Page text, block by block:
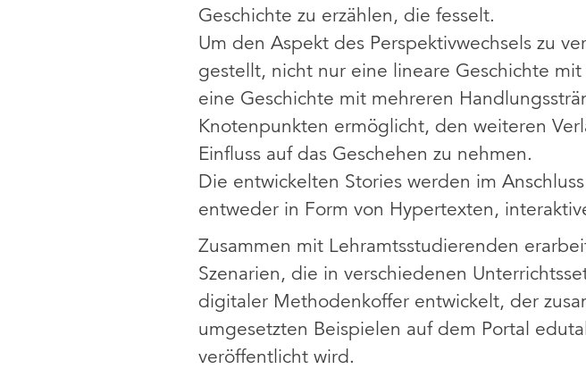
Geschichte zu erzählen, die fesselt.
Um den Aspekt des Perspektivwechsels zu
gestellt, nicht nur eine lineare Geschichte
eine Geschichte mit mehreren
Knotenpunkten ermöglicht, den weiteren
Einfluss auf das Geschehen zu nehmen.
Die entwickelten Stories werden im
entweder in Form von Hypertexten,
Zusammen mit Lehramtsstudierenden
Szenarien, die in verschiedenen
digitaler Methodenkoffer entwickelt, der
umgesetzten Beispielen auf dem Portal
veröffentlicht wird.